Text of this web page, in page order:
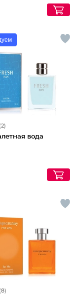
(2)
вода
(8)